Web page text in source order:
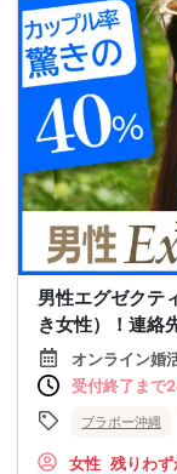
男性エグゼクテ
き女性）！連絡
オンライン婚
受付終了まで
ブラボー沖縄
女性 残りわず